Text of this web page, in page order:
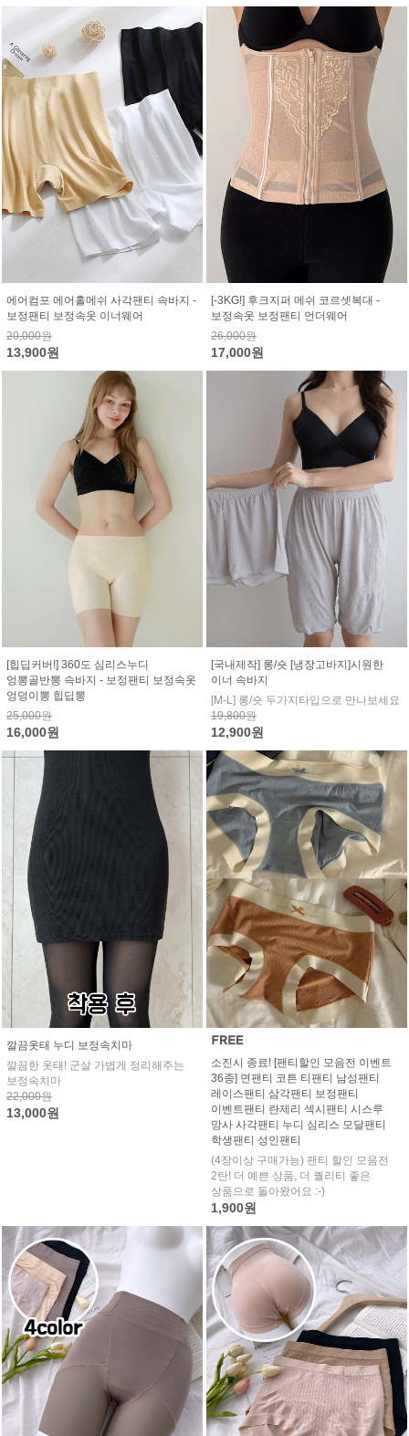
에어컴포 에어홀메쉬 사각팬티 속바지 -
보정팬티 보정속옷 이너웨어
20,000원
13,900원
[-3KG!] 후크지퍼 메쉬 코르셋복대 -
보정속옷 보정팬티 언더웨어
26,000원
17,000원
[힙딥커버!] 360도 심리스누디
엉뽕골반뽕 속바지 - 보정팬티 보정속옷
엉덩이뽕 힙딥뽕
25,000원
16,000원
[국내제작] 롱/숏 [냉장고바지]시원한
이너 속바지
[M-L] 롱/숏 두가지타입으로 만나보세요
19,800원
12,900원
깔끔옷태 누디 보정속치마
깔끔한 옷태! 군살 가볍게 정리해주는
보정속치마
22,000원
13,000원
소진시 종료! [팬티할인 모음전 이벤트
36종] 면팬티 코튼 티팬티 남성팬티
레이스팬티 삼각팬티 보정팬티
이벤트팬티 란제리 섹시팬티 시스루
망사 사각팬티 누디 심리스 모달팬티
학생팬티 성인팬티
(4장이상 구매가능) 팬티 할인 모음전
2탄! 더 예쁜 상품, 더 퀄리티 좋은
상품으로 돌아왔어요 :-)
1,900원